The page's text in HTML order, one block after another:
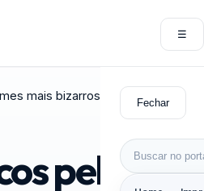
☰
Fechar
Buscar por:
mais bizarros do planeta
pelos